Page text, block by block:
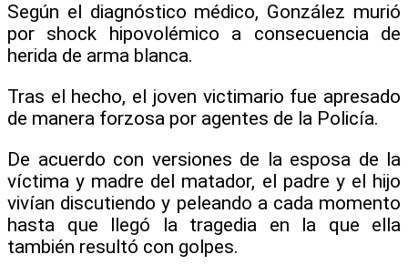
Según el diagnóstico médico, González murió
por shock hipovolémico a consecuencia de
herida de arma blanca.
Tras el hecho, el joven victimario fue apresado
de manera forzosa por agentes de la Policía.
De acuerdo con versiones de la esposa de la
víctima y madre del matador, el padre y el hijo
vivían discutiendo y peleando a cada momento
hasta que llegó la tragedia en la que ella
también resultó con golpes.